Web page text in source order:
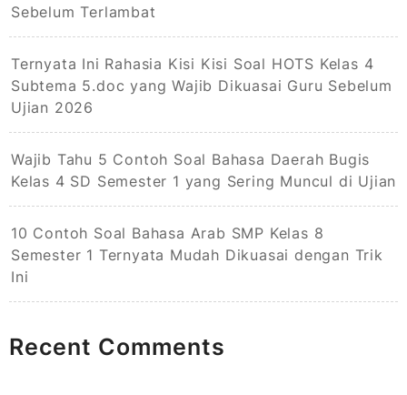
Sebelum Terlambat
Ternyata Ini Rahasia Kisi Kisi Soal HOTS Kelas 4
Subtema 5.doc yang Wajib Dikuasai Guru Sebelum
Ujian 2026
Wajib Tahu 5 Contoh Soal Bahasa Daerah Bugis
Kelas 4 SD Semester 1 yang Sering Muncul di Ujian
10 Contoh Soal Bahasa Arab SMP Kelas 8
Semester 1 Ternyata Mudah Dikuasai dengan Trik
Ini
Recent Comments